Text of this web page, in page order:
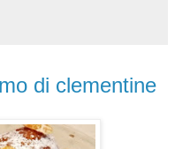
di clementine